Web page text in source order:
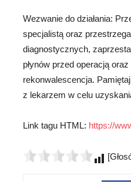
Wezwanie do działania:
specjalistą oraz
diagnostycznych,
płynów przed operacją
rekonwalescencja.
z lekarzem w celu
Link tagu HTML: https://